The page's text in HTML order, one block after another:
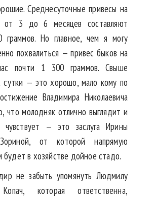
Среднесуточные привесы на
от 3 до 6 месяцев составляют
граммов. Но главное, чем я могу
похвалиться — привес быков на
почти 1 300 граммов. Свыше
сутки — это хорошо, мало кому по
Владимира Николаевича
что молодняк отлично выглядит и
— это заслуга Ирины
от которой напрямую
будет в хозяйстве дойное стадо.
не забыть упомянуть Людмилу
которая ответственна,